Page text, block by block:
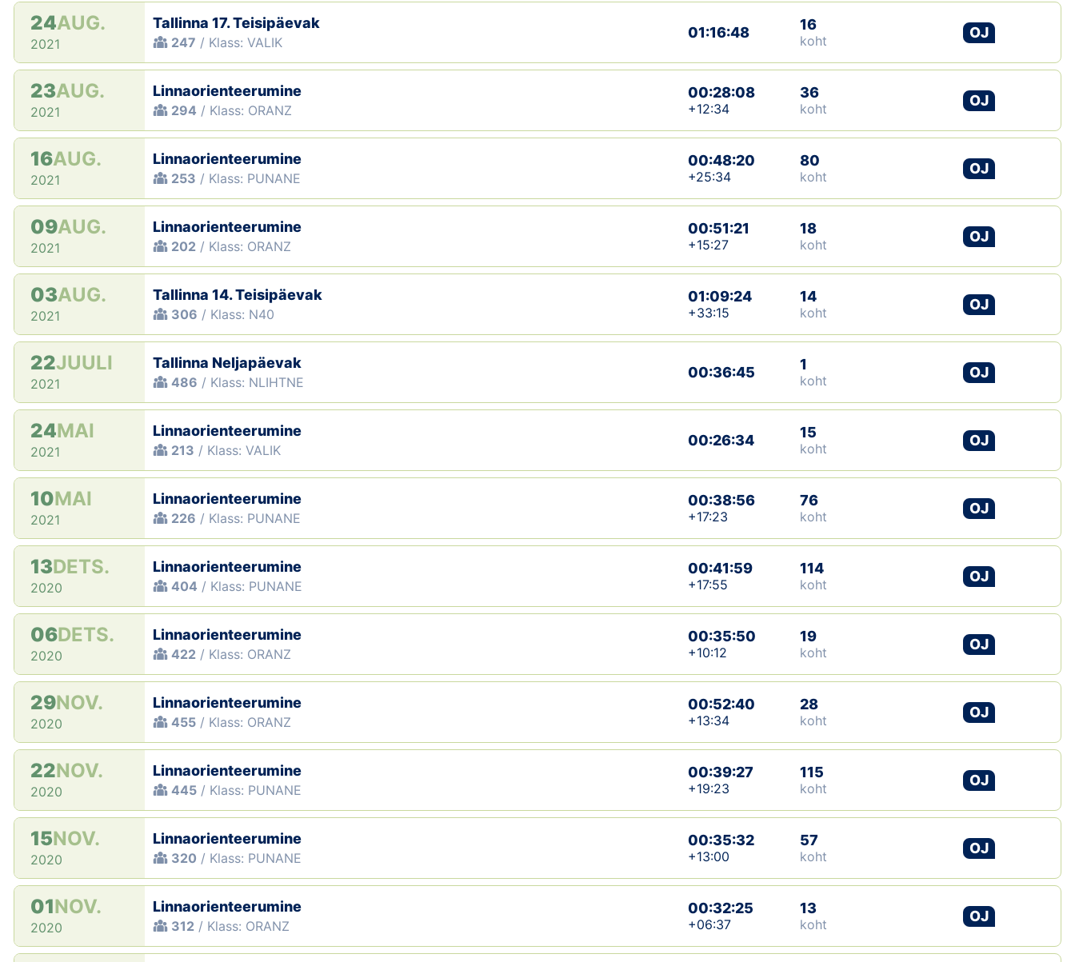
24AUG.
2021
Tallinna 17. Teisipäevak
247 / Klass: VALIK
01:16:48 16
koht
OJ
23AUG.
2021
Linnaorienteerumine
294 / Klass: ORANZ
00:28:08
+12:34
36
koht
OJ
16AUG.
2021
Linnaorienteerumine
253 / Klass: PUNANE
00:48:20
+25:34
80
koht
OJ
09AUG.
2021
Linnaorienteerumine
202 / Klass: ORANZ
00:51:21
+15:27
18
koht
OJ
03AUG.
2021
Tallinna 14. Teisipäevak
306 / Klass: N40
01:09:24
+33:15
14
koht
OJ
22JUULI
2021
Tallinna Neljapäevak
486 / Klass: NLIHTNE
00:36:45 1
koht
OJ
24MAI
2021
Linnaorienteerumine
213 / Klass: VALIK
00:26:34 15
koht
OJ
10MAI
2021
Linnaorienteerumine
226 / Klass: PUNANE
00:38:56
+17:23
76
koht
OJ
13DETS.
2020
Linnaorienteerumine
404 / Klass: PUNANE
00:41:59
+17:55
114
koht
OJ
06DETS.
2020
Linnaorienteerumine
422 / Klass: ORANZ
00:35:50
+10:12
19
koht
OJ
29NOV.
2020
Linnaorienteerumine
455 / Klass: ORANZ
00:52:40
+13:34
28
koht
OJ
22NOV.
2020
Linnaorienteerumine
445 / Klass: PUNANE
00:39:27
+19:23
115
koht
OJ
15NOV.
2020
Linnaorienteerumine
320 / Klass: PUNANE
00:35:32
+13:00
57
koht
OJ
01NOV.
2020
Linnaorienteerumine
312 / Klass: ORANZ
00:32:25
+06:37
13
koht
OJ